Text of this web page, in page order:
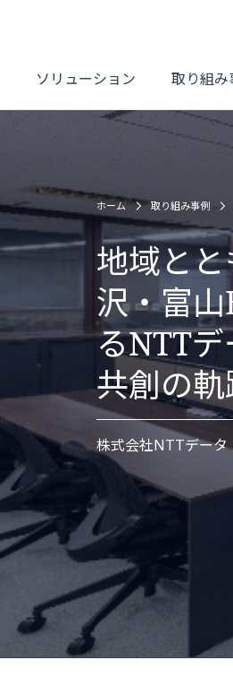
ソリューション 取り組み
ホーム 取り組み事例
地域と
沢・富
るNTT
共創の
株式会社NTTデー